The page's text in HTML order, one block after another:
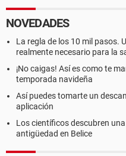
NOVEDADES
La regla de los 10 mil pasos.
realmente necesario para la
¡No caigas! Así es como te
temporada navideña
Así puedes tomarte un
aplicación
Los científicos descubren
antigüedad en Belice